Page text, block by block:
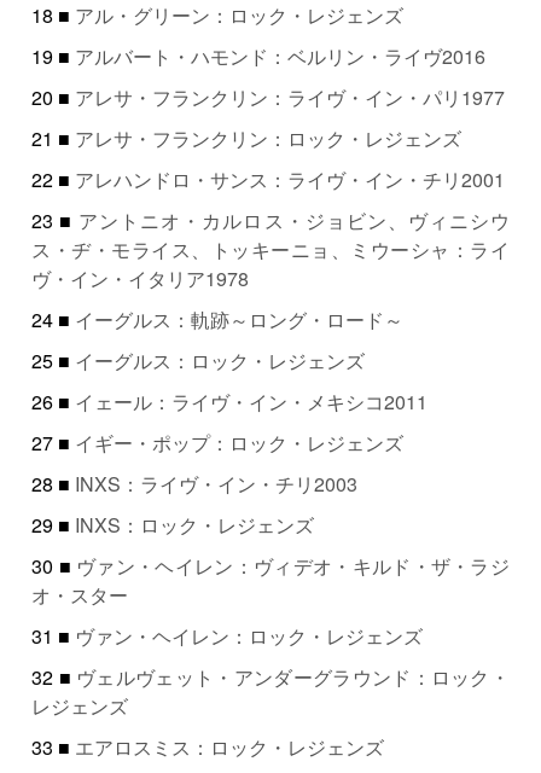
18 ■ アル・グリーン：ロック・レジェンズ
19 ■ アルバート・ハモンド：ベルリン・ライヴ2016
20 ■ アレサ・フランクリン：ライヴ・イン・パリ1977
21 ■ アレサ・フランクリン：ロック・レジェンズ
22 ■ アレハンドロ・サンス：ライヴ・イン・チリ2001
23 ■ アントニオ・カルロス・ジョビン、ヴィニシウ
ス・ヂ・モライス、トッキーニョ、ミウーシャ：ライ
ヴ・イン・イタリア1978
24 ■ イーグルス：軌跡～ロング・ロード～
25 ■ イーグルス：ロック・レジェンズ
26 ■ イェール：ライヴ・イン・メキシコ2011
27 ■ イギー・ポップ：ロック・レジェンズ
28 ■ INXS：ライヴ・イン・チリ2003
29 ■ INXS：ロック・レジェンズ
30 ■ ヴァン・ヘイレン：ヴィデオ・キルド・ザ・ラジ
オ・スター
31 ■ ヴァン・ヘイレン：ロック・レジェンズ
32 ■ ヴェルヴェット・アンダーグラウンド：ロック・
レジェンズ
33 ■ エアロスミス：ロック・レジェンズ